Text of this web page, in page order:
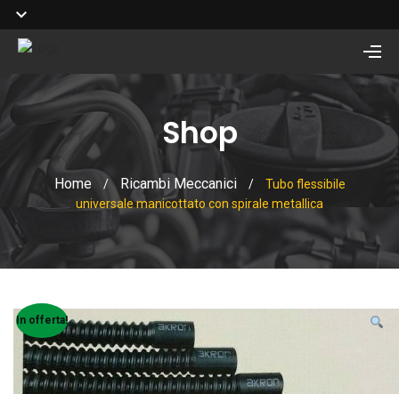
Shop
Home / Ricambi Meccanici /
Tubo flessibile
universale manicottato con spirale metallica
In offerta!